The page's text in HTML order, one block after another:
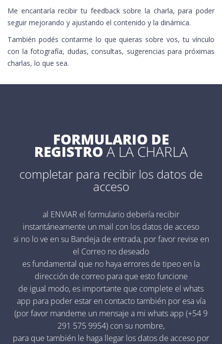
Me encantaría recibir tu feedback sobre la charla, para poder
seguir mejorando y ajustando el contenido y la dinámica.
También podés contarme lo que quieras sobre vos, tu vínculo
con la fotografía, dudas, consultas, sugerencias para próximas
charlas, lo que sea.
FORMULARIO DE
REGISTRO A LA CHARLA
completar para recibir los datos de
acceso
al ENVIAR el formulario debería recibir
instantáneamente un mail con los datos de acceso
si no lo ve en su Bandeja de entrada, por favor revise en
el Correo no deseado
es fundamental que no haya errores de tipeo en la
dirección de correo para que esto funcione
de igual modo, es importante que complete el whats
app para poder estar en contacto también por esa vía
(por favor mandeme un mensaje a mi whats app (+54 9
291 575 9954) con su nombre,
para que también le haga llegar los datos de acceso por